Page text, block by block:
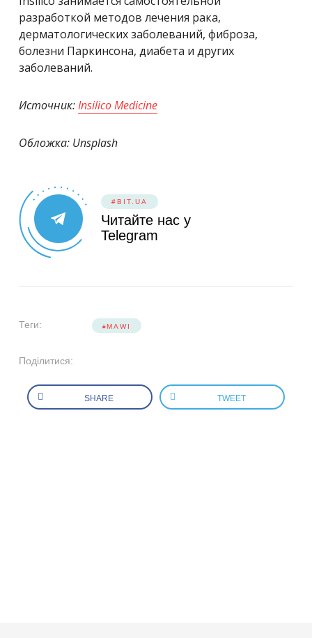
разработкой методов лечения рака,
дерматологических заболеваний, фиброза,
болезни Паркинсона, диабета и других
заболеваний.
Источник:Insilico Medicine
Обложка: Unsplash
#BIT.UA
Читайте нас у
Telegram
Теги: MAWI
Поділитися:
SHARE TWEET